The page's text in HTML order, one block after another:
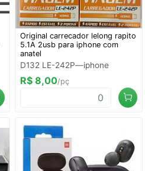
Original carrecador lelong rapito
5.1A 2usb para iphone com
anatel
D132 LE-242P—iphone
R$ 8,00/pç